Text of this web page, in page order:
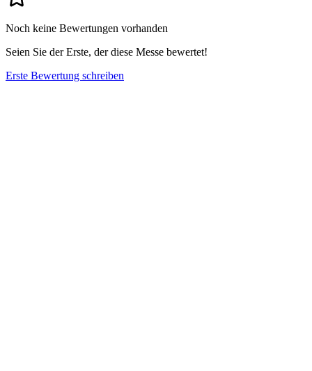
Noch keine Bewertungen vorhanden
Seien Sie der Erste, der diese Messe bewertet!
Erste Bewertung schreiben